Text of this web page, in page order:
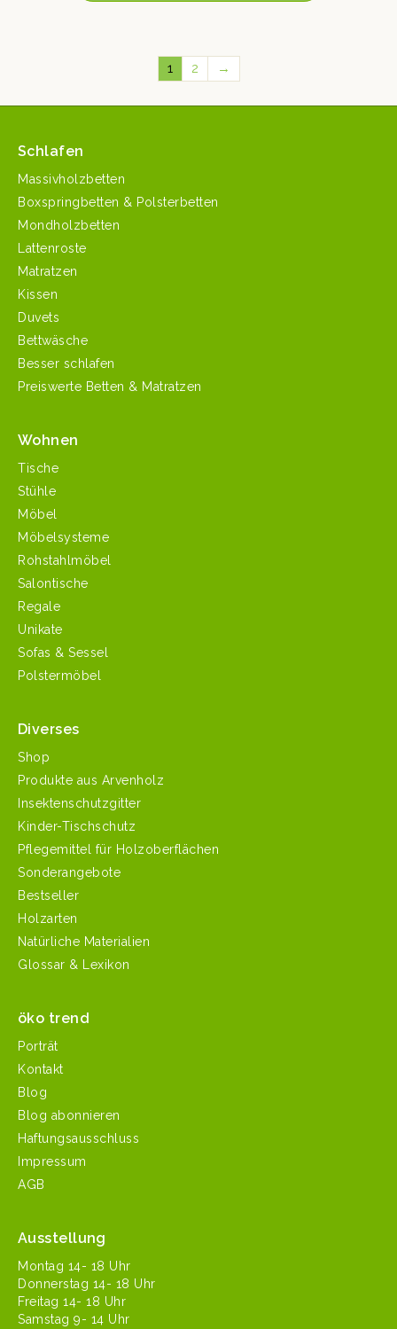
1 2 →
Schlafen
Massivholzbetten
Boxspringbetten & Polsterbetten
Mondholzbetten
Lattenroste
Matratzen
Kissen
Duvets
Bettwäsche
Besser schlafen
Preiswerte Betten & Matratzen
Wohnen
Tische
Stühle
Möbel
Möbelsysteme
Rohstahlmöbel
Salontische
Regale
Unikate
Sofas & Sessel
Polstermöbel
Diverses
Shop
Produkte aus Arvenholz
Insektenschutzgitter
Kinder-Tischschutz
Pflegemittel für Holzoberflächen
Sonderangebote
Bestseller
Holzarten
Natürliche Materialien
Glossar & Lexikon
öko trend
Porträt
Kontakt
Blog
Blog abonnieren
Haftungsausschluss
Impressum
AGB
Ausstellung
Mon­tag 14- 18 Uhr
Don­ner­stag 14- 18 Uhr
Fre­itag 14- 18 Uhr
Sam­stag 9- 14 Uhr